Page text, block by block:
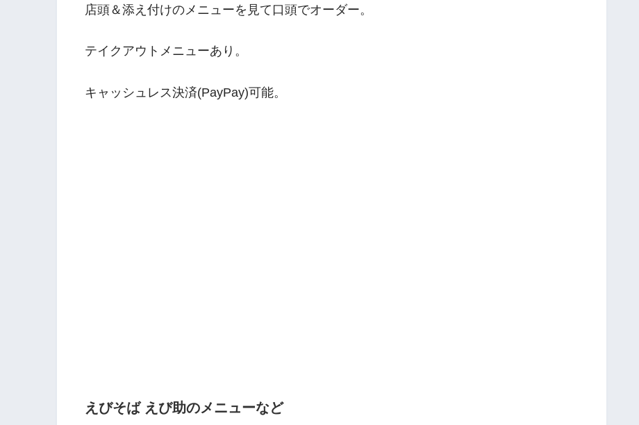
店頭＆添え付けのメニューを見て口頭でオーダー。
テイクアウトメニューあり。
キャッシュレス決済(PayPay)可能。
えびそば えび助のメニューなど